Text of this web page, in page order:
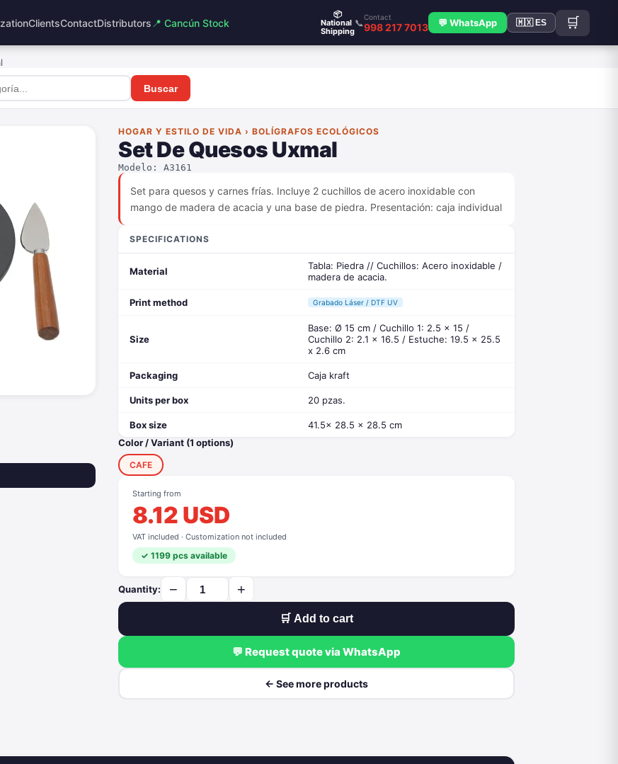
ClientsContactDistributors 📍 Cancún Stock
📦
National
Shipping
📞
Contact
998 217 7013 💬 WhatsApp 🇲🇽 ES 🛒
Buscar
HOGAR Y ESTILO DE VIDA › BOLÍGRAFOS ECOLÓGICOS
Set De Quesos Uxmal
Modelo: A3161
Set para quesos y carnes frías. Incluye 2 cuchillos de acero inoxidable con
mango de madera de acacia y una base de piedra. Presentación: caja individual
SPECIFICATIONS
Material
Tabla: Piedra // Cuchillos: Acero inoxidable /
madera de acacia.
Print method Grabado Láser / DTF UV
Size
Base: Ø 15 cm / Cuchillo 1: 2.5 x 15 /
Cuchillo 2: 2.1 x 16.5 / Estuche: 19.5 x 25.5
x 2.6 cm
Packaging Caja kraft
Units per box 20 pzas.
Box size
41.5x 28.5 x 28.5 cm
Color / Variant (1 options)
CAFE
Starting from
8.12 USD
VAT included · Customization not included
✓ 1199 pcs available
Quantity: − +
🛒 Add to cart
💬 Request quote via WhatsApp
← See more products